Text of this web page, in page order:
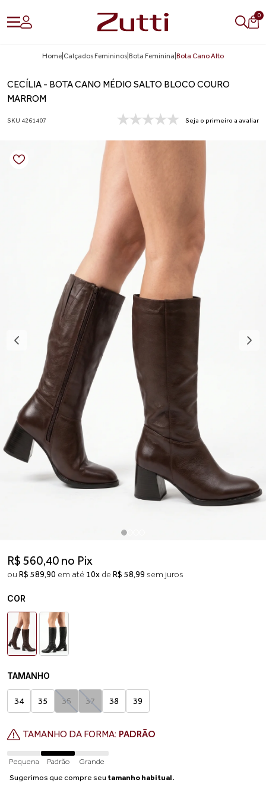
0
Home Calçados Femininos Bota Feminina Bota Cano Alto
CECÍLIA - BOTA CANO MÉDIO SALTO BLOCO COURO
MARROM
SKU 4261407 Seja o primeiro a avaliar
R$ 560,40 no Pix
ou R$ 589,90 em até 10x de R$ 58,99 sem juros
COR
TAMANHO
34 35 36 37 38 39
TAMANHO DA FORMA: PADRÃO
Pequena Padrão
Grande
Sugerimos que compre seu tamanho habitual.